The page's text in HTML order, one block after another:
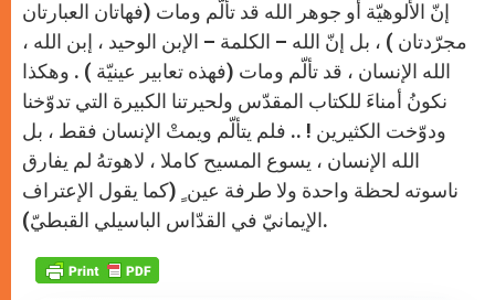
إنّ الألوهيّة أو جوهر الله قد تألّم ومات (فهاتان العبارتان
مجرّدتان ) ، بل إنّ الله – الكلمة – الإبن الوحيد ، إبن الله ،
الله الإنسان ، قد تألّم ومات (فهذه تعابير عينيّة ) . وهكذا
نكونُ أمناءَ للكتاب المقدّس ولحيرتنا الكبيرة التي تدوّخنا
ودوّخت الكثيرين ! .. فلم يتألّم ويمتْ الإنسان فقط ، بل
الله الإنسان ، يسوع المسيح كاملا ، لاهوتهُ لم يفارق
ناسوته لحظة واحدة ولا طرفة عين ٍ (كما يقول الإعتراف
الإيمانيّ في القدّاس الباسيلي القبطيّ).